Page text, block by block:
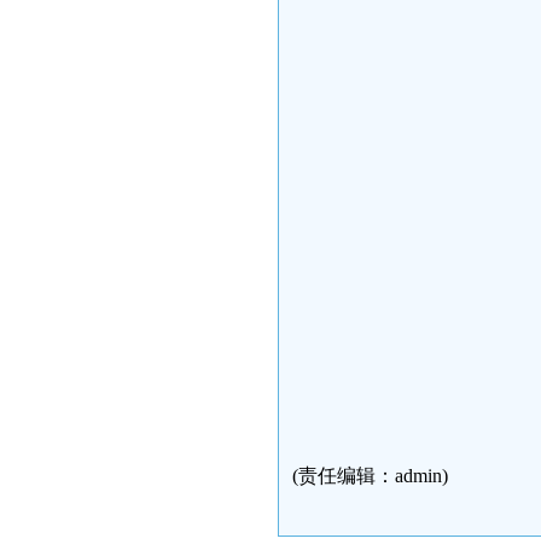
(责任编辑：admin)